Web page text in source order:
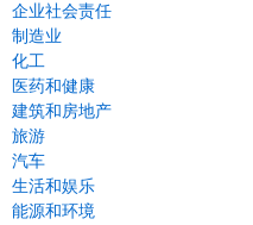
企业社会责任
制造业
化工
医药和健康
建筑和房地产
旅游
汽车
生活和娱乐
能源和环境